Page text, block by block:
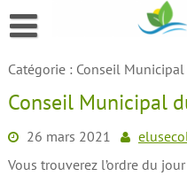
to
content
Catégorie : Conseil
Conseil Municipal
26 mars 2021
Vous trouverez l’ordre du